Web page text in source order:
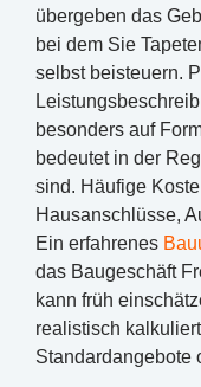
übergeben das
bei dem Sie
selbst beisteuern.
besonders auf
bedeutet in der
sind. Häufige
Hausanschlüsse,
Ein erfahrenes
das Baugeschäft
kann früh
realistisch
Standardangebote